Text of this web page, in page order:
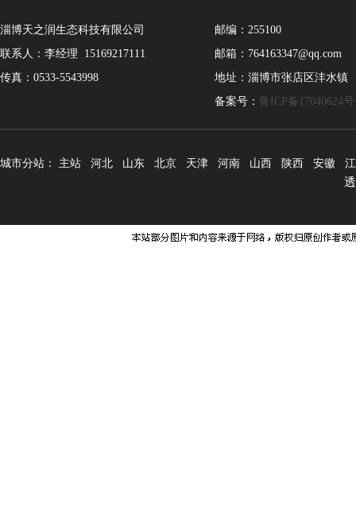
淄博天之润生态科技有限公司
联系人：李经理 15169217111
传真：0533-5543998
邮编：255100
邮箱：764163347@qq.com
地址：淄博市张店区沣水镇
备案号： 鲁ICP备17040624
城市分站： 主站 河北 山东 北京 天津 河南 山西 陕西 安徽